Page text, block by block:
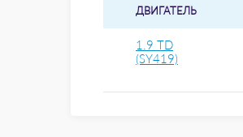
ДВИГАТЕЛЬ
1.9 TD
(SY419)